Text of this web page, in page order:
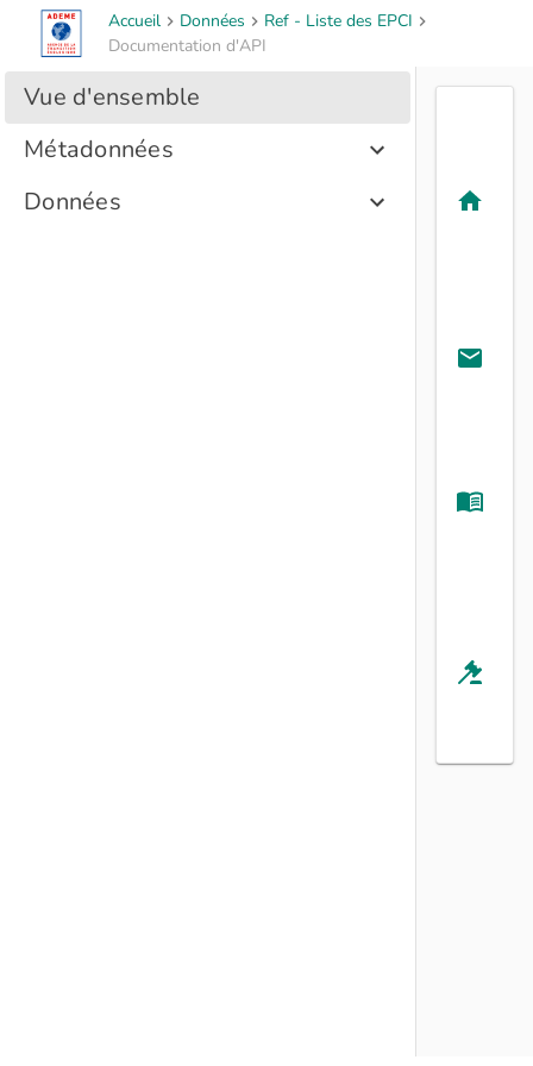
Accueil Données
Ref - Liste des EPCI
Documentation d'API